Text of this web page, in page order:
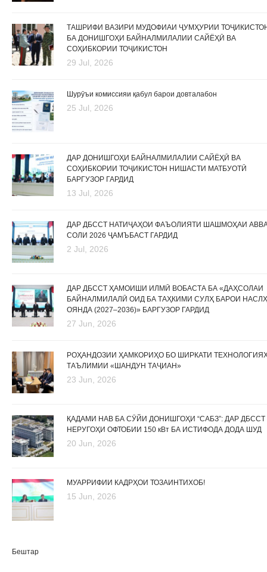
ТАШРИФИ ВАЗИРИ МУДОФИАИ ҶУМҲУРИИ
БА ДОНИШГОҲИ БАЙНАЛМИЛАЛИИ САЙЁҲӢ ВА
СОҲИБКОРИИ ТОҶИКИСТОН
29 Jul, 2026
Шурӯъи комиссияи қабул барои довталабон
25 Jul, 2026
ДАР ДОНИШГОҲИ БАЙНАЛМИЛАЛИИ САЙЁҲӢ ВА
СОҲИБКОРИИ ТОҶИКИСТОН НИШАСТИ МАТБУОТӢ
БАРГУЗОР ГАРДИД
13 Jul, 2026
ДАР ДБССТ НАТИҶАҲОИ ФАЪОЛИЯТИ ШАШМОҲАИ
СОЛИ 2026 ҶАМЪБАСТ ГАРДИД
2 Jul, 2026
ДАР ДБССТ ҲАМОИШИ ИЛМӢ ВОБАСТА БА «ДАҲСОЛАИ
БАЙНАЛМИЛАЛӢ ОИД БА ТАҲКИМИ СУЛҲ БАРОИ
ОЯНДА (2027–2036)» БАРГУЗОР ГАРДИД
27 Jun, 2026
РОҲАНДОЗИИ ҲАМКОРИҲО БО ШИРКАТИ
ТАЪЛИМИИ «ШАНДУН ТАҶИАН»
23 Jun, 2026
ҚАДАМИ НАВ БА СӮЙИ ДОНИШГОҲИ “САБЗ”: ДАР ДБССТ
НЕРУГОҲИ ОФТОБИИ 150 кВт БА ИСТИФОДА ДОДА ШУД
20 Jun, 2026
МУАРРИФИИ КАДРҲОИ ТОЗАИНТИХОБ!
15 Jun, 2026
Бештар